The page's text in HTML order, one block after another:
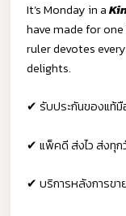
It’s Monday in a
have made for
ruler devotes
delights.
✔ รับประกันของแท้มื
✔ แพ็คดี ส่งไว ส่งทุก
✔ บริการหลังการขา